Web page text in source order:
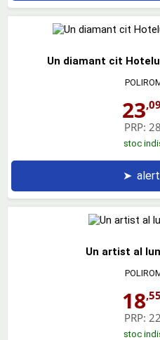
Un diamant cit
23,09
PRP:
stoc
➤
Un artist al
18,55
PRP:
stoc